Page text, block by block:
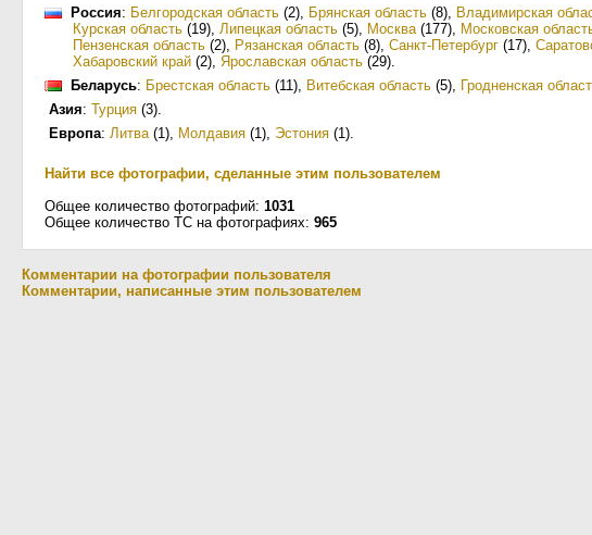
Россия: Белгородская область (2), Брянская область (8), Владимирская
Курская область (19), Липецкая область (5), Москва(177), Московская
Пензенская область (2), Рязанская область (8), Санкт-Петербург (17),
Хабаровский край (2), Ярославская область (29).
Беларусь: Брестская область (11), Витебская область (5), Гродненская
Азия: Турция (3).
Европа: Литва(1), Молдавия (1), Эстония (1).
Найти все фотографии, сделанные этим пользователем
Общее количество фотографий: 1031
Общее количество ТС на фотографиях: 965
Комментарии на фотографии пользователя
Комментарии, написанные этим пользователем